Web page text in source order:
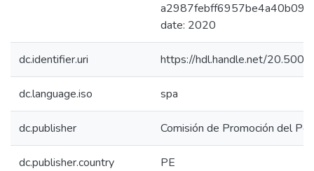
date: 2020
dc.identifier.uri https://hdl.handle.net/
dc.language.iso spa
dc.publisher Comisión de Promoción del
dc.publisher.country PE